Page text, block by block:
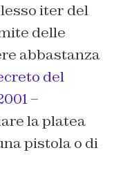
iter del
delle
abbastanza
del
–
la platea
pistola o di